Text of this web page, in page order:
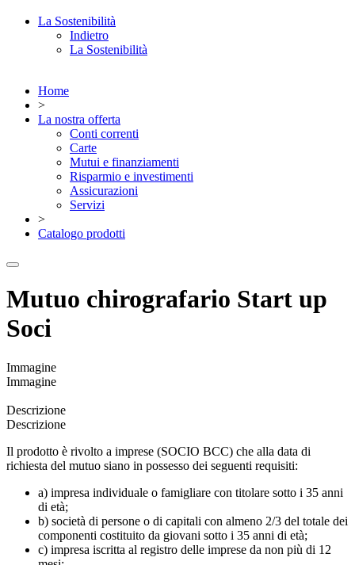
La Sostenibilità
Indietro
La Sostenibilità
Home
>
La nostra offerta
Conti correnti
Carte
Mutui e finanziamenti
Risparmio e investimenti
Assicurazioni
Servizi
>
Catalogo prodotti
Mutuo chirografario Start up
Soci
Immagine
Immagine
Descrizione
Descrizione
Il prodotto è rivolto a imprese (SOCIO BCC) che alla data di
richiesta del mutuo siano in possesso dei seguenti requisiti:
a) impresa individuale o famigliare con titolare sotto i 35 anni
di età;
b) società di persone o di capitali con almeno 2/3 del totale dei
componenti costituito da giovani sotto i 35 anni di età;
c) impresa iscritta al registro delle imprese da non più di 12